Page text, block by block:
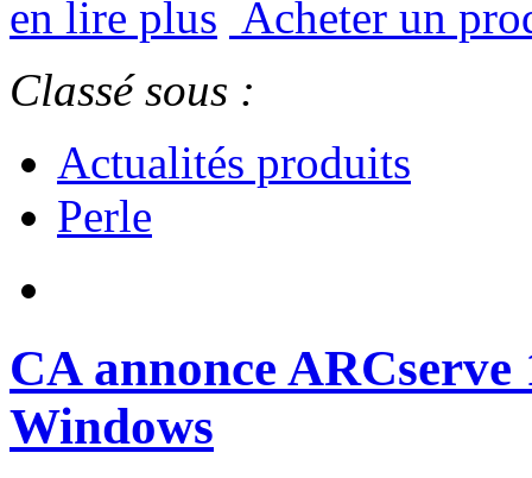
en lire plus Acheter un
Classé sous :
Actualités produits
Perle
CA annonce
Windows